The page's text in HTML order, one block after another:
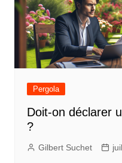
Pergola
Doit-on déclarer
?
Gilbert Suchet